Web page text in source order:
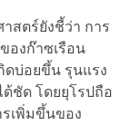
สตร์ยังชี้ว่า การ
องก๊าซเรือน
ดบ่อยขึ้น รุนแรง
ชัด โดยยุโรปถือ
เพิ่มขึ้นของ